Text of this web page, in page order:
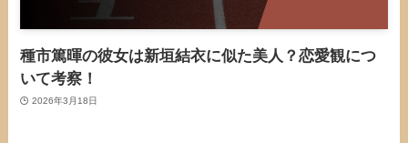
種市篤暉の彼女は新垣結衣に似た美人？恋愛観につ
いて考察！
2026年3月18日